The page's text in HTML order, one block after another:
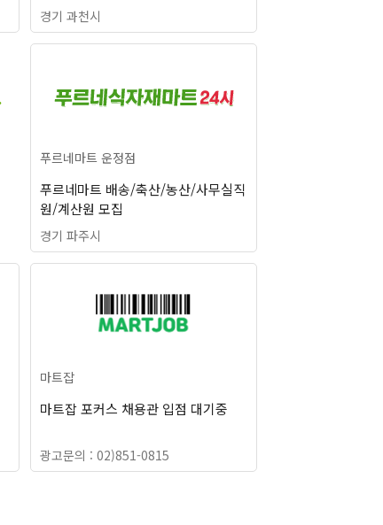
경기 과천시
푸르네마트 운정점
푸르네마트 배송/축산/농산/사무실직
원/계산원 모집
경기 파주시
마트잡
마트잡 포커스 채용관 입점 대기중
광고문의 : 02)851-0815